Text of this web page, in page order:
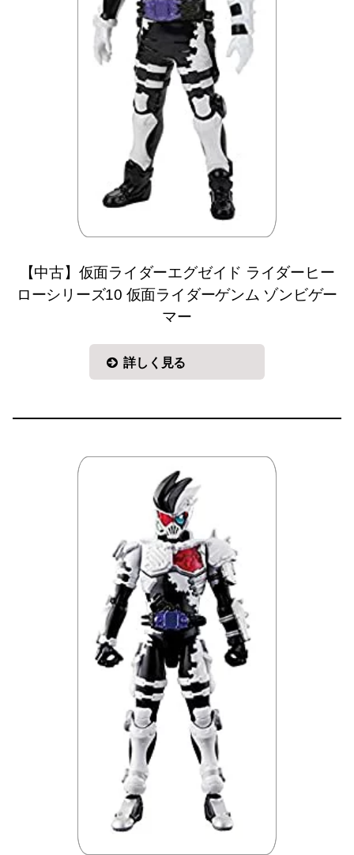
【中古】仮面ライダーエグゼイド ライダーヒー
ローシリーズ10 仮面ライダーゲンム ゾンビゲー
マー
詳しく見る